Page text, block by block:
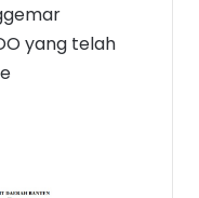
yang telah